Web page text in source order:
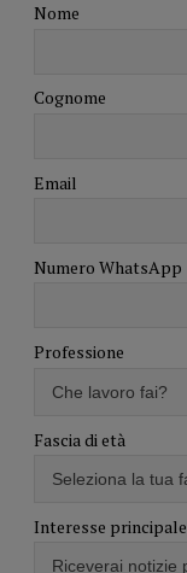
Nome
Cognome
Email
Numero WhatsApp
Professione
Fascia di età
Interesse principale